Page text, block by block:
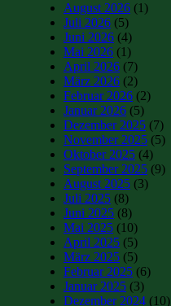
August 2026 (1)
Juli 2026 (5)
Juni 2026 (4)
Mai 2026 (1)
April 2026 (7)
März 2026 (2)
Februar 2026 (2)
Januar 2026 (5)
Dezember 2025 (7)
November 2025 (5)
Oktober 2025 (4)
September 2025 (9)
August 2025 (3)
Juli 2025 (8)
Juni 2025 (8)
Mai 2025 (10)
April 2025 (5)
März 2025 (5)
Februar 2025 (6)
Januar 2025 (3)
Dezember 2024 (10)